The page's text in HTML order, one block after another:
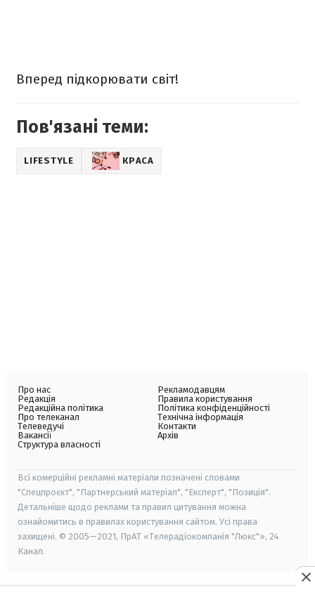
Вперед підкорювати світ!
Пов'язані теми:
LIFESTYLE КРАСА
Про нас
Редакція
Редакційна політика
Про телеканал
Телеведучі
Вакансії
Структура власності
Рекламодавцям
Правила користування
Політика конфіденційності
Технічна інформація
Контакти
Архів
Всі комерційні рекламні матеріали позначені словами
"Спецпроєкт", "Партнерський матеріал", "Експерт", "Позиція".
Детальніше щодо реклами та правил цитування можна
ознайомитись в правилах користування сайтом. Усі права
захищені. © 2005—2021, ПрАТ «Телерадіокомпанія "Люкс"», 24
Канал.